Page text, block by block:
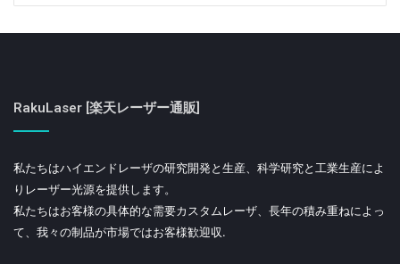
RakuLaser [楽天レーザー通販]
私たちはハイエンドレーザの研究開発と生産、科学研究と工業生産によ
りレーザー光源を提供します。
私たちはお客様の具体的な需要カスタムレーザ、長年の積み重ねによっ
て、我々の制品が市場ではお客様歓迎収.